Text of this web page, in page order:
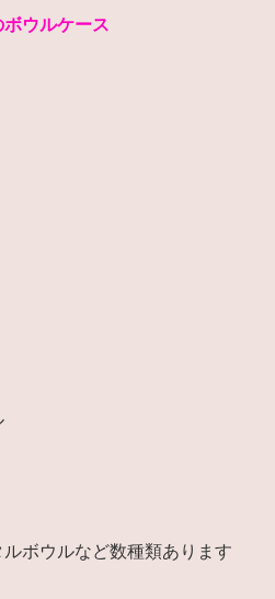
ボウルケース
ルボウルなど数種類あります